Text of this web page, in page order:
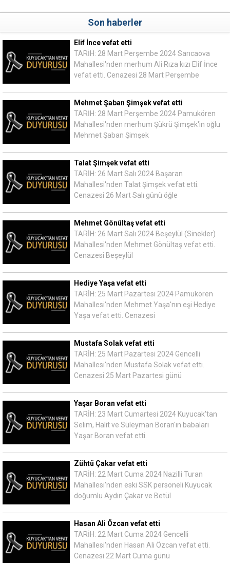
Son haberler
Elif İnce vefat etti
TARİH: 28 Mart Perşembe 2024 Sarıcaova
Mahallesi'nden merhum Ali Rıza kızı Elif İnce
vefat etti. Cenazesi 28 Mart Perşembe
Mehmet Şaban Şimşek vefat etti
TARİH: 28 Mart Perşembe 2024 Pamukören
Mahallesi'nden merhum Şükrü Şimşek'in oğlu
Mehmet Şaban Şimşek
Talat Şimşek vefat etti
TARİH: 26 Mart Salı 2024 Başaran
Mahallesi'nden Talat Şimşek vefat etti.
Cenazesi 26 Mart Salı günü öğle
Mehmet Gönültaş vefat etti
TARİH: 26 Mart Salı 2024 Beşeylül (Sinekler)
Mahallesi'nden Mehmet Gönültaş vefat etti.
Cenazesi Beşeylül
Hediye Yaşa vefat etti
TARİH: 25 Mart Pazartesi 2024 Pamukören
Mahallesi'nden Mehmet Yaşa'nın eşi Hediye
Yaşa vefat etti. Cenazesi
Mustafa Solak vefat etti
TARİH: 25 Mart Pazartesi 2024 Gencelli
Mahallesi'nden Mustafa Solak vefat etti.
Cenazesi 25 Mart Pazartesi günü
Yaşar Boran vefat etti
TARİH: 23 Mart Cumartesi 2024 Kuyucak'tan
Selim, Halit ve Süleyman Boran'ın babaları
Yaşar Boran vefat etti.
Zühtü Çakar vefat etti
TARİH: 22 Mart Cuma 2024 Nazilli Turan
Mahallesi'nden eski SSK personeli Kuyucak
doğumlu Aydın Çakar ve Betül
Hasan Ali Özcan vefat etti
TARİH: 22 Mart Cuma 2024 Gencelli
Mahallesi'nden Hasan Ali Özcan vefat etti.
Cenazesi 22 Mart Cuma günü